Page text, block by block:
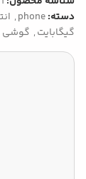
دسته:phone
,
گیگابایت, گوشی